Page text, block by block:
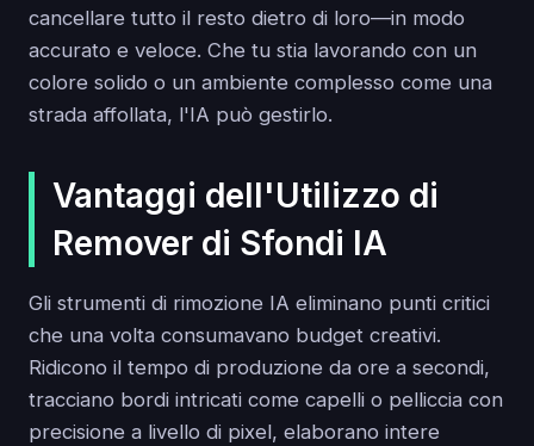
cancellare tutto il resto dietro di loro—in modo
accurato e veloce. Che tu stia lavorando con un
colore solido o un ambiente complesso come una
strada affollata, l'IA può gestirlo.
Vantaggi dell'Utilizzo di
Remover di Sfondi IA
Gli strumenti di rimozione IA eliminano punti critici
che una volta consumavano budget creativi.
Ridicono il tempo di produzione da ore a secondi,
tracciano bordi intricati come capelli o pelliccia con
precisione a livello di pixel, elaborano intere